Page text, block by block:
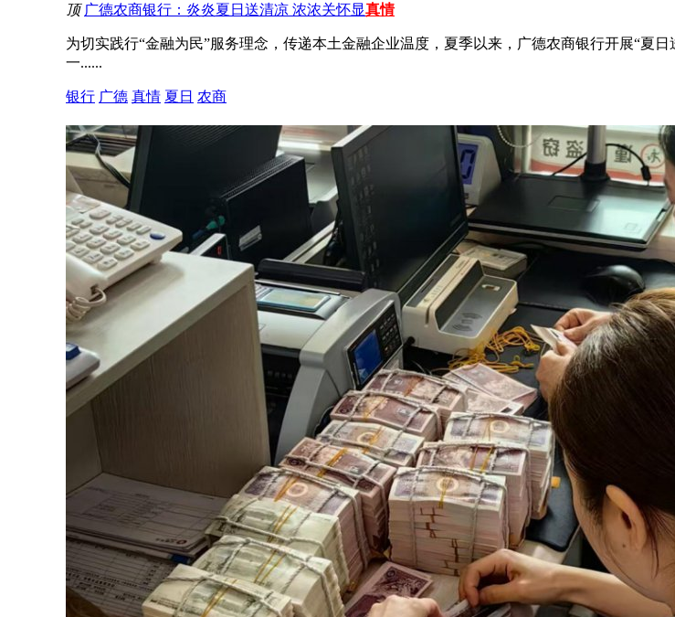
顶 广德农商银行：炎炎夏日送清凉 浓浓关怀显真情
为切实践行“金融为民”服务理念，传递本土金融企业温度，夏季以来，广德农商银行开展“夏
一......
银行 广德 真情 夏日 农商